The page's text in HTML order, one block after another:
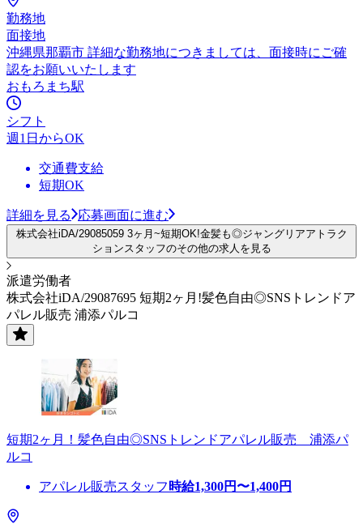
勤務地
面接地
沖縄県那覇市 詳細な勤務地につきましては、面接時にご確
認をお願いいたします
おもろまち駅
シフト
週1日からOK
交通費支給
短期OK
詳細を見る 応募画面に進む
株式会社iDA/29085059 3ヶ月~短期OK!金髪も◎ジャングリアアトラク
ションスタッフのその他の求人を見る
派遣労働者
株式会社iDA/29087695 短期2ヶ月!髪色自由◎SNSトレンドア
パレル販売 浦添パルコ
短期2ヶ月！髪色自由◎SNSトレンドアパレル販売 浦添パ
ルコ
アパレル販売スタッフ 時給1,300円〜1,400円